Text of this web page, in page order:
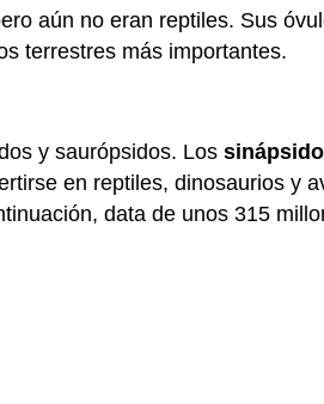
aún no eran reptiles. Sus
terrestres más importantes.
y saurópsidos. Los
en reptiles, dinosaurios y
data de unos 315